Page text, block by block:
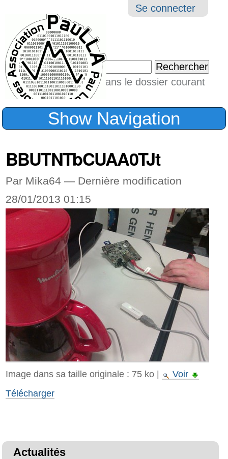
Outils
Se connecter
Chercher par
Seulement dans le dossier courant
Recherche
Show Navigation
BBUTNTbCUAA0TJt
Par Mika64 — Dernière modification
28/01/2013 01:15
Image dans sa taille originale : 75 ko|
Voir
Télécharger
Actualités